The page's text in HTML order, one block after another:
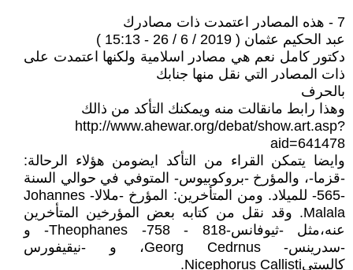
7 - هذه المصادر اعتمدت ذات مصادرك
عبد الحكيم عثمان ( 2019 / 6 / 26 - 15:13 )
دكتور كامل نعم هي مصادر اسلامية ولكنها اعتمدت على
ذات المصادر التي نقل منها جنابك
بالحرف
وهذا رابط مانقالت منه ويمكنك التأكد من ذالك
http://www.ahewar.org/debat/show.art.asp?
aid=641478
وايضا يتمكن القراء من التأكد ايضومن هؤلاء الرحالة:
-قزما-، والمؤرخ -بروكوبيوس- المتوفي في حوالي السنة
-565- للميلاد. ومن المتأخرين: المؤرخ -ملالا- Johannes
Malala. وقد نقل من كتابه بعض المؤرخين المتأخرين
عنه،مثل -ثيوفانس-Theophanes -758 - 818- و
-سدرينس- Georg Cedrnus، و -نيقيفورس
كالستيNicephorus Callisti.